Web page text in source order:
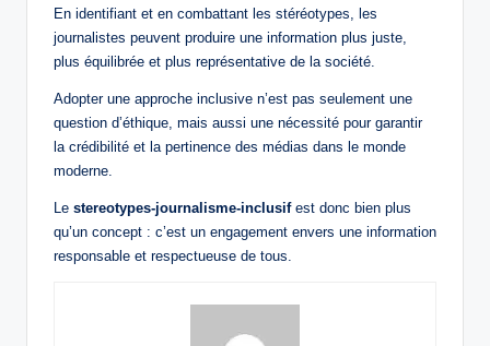
En identifiant et en combattant les stéréotypes, les
journalistes peuvent produire une information plus juste,
plus équilibrée et plus représentative de la société.
Adopter une approche inclusive n’est pas seulement une
question d’éthique, mais aussi une nécessité pour garantir
la crédibilité et la pertinence des médias dans le monde
moderne.
Le stereotypes-journalisme-inclusifest donc bien plus
qu’un concept : c’est un engagement envers une information
responsable et respectueuse de tous.